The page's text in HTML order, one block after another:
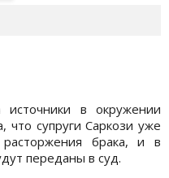
источники в окружении
что супруги Саркози уже
брака, и в
переданы в суд.